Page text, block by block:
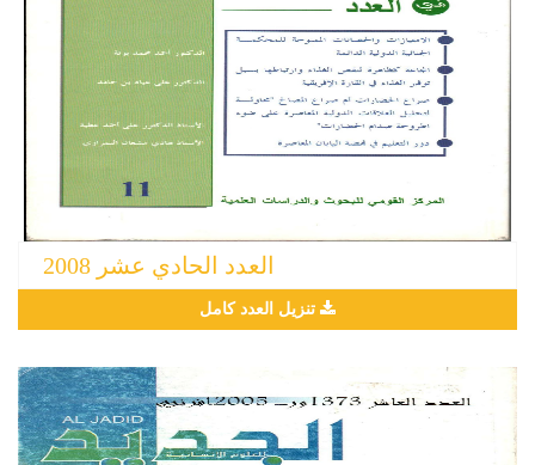
العدد الحادي عشر 2008
تنزيل العدد كامل